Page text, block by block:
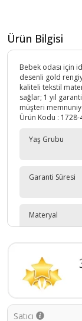
Ürün Bilgisi
Bebek odası için
desenli gold
kaliteli tekstil
sağlar; 1 yıl
müşteri
Ürün Kodu : 1728-
Yaş Grubu
Garanti Süresi
Materyal
Satıcı